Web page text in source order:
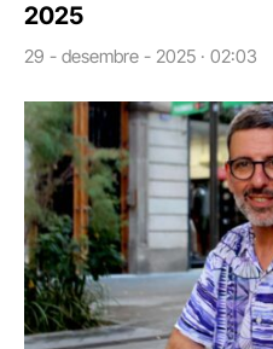
2025
29 - desembre - 2025 · 02:03